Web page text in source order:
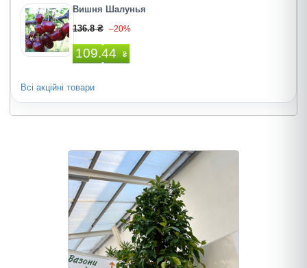
Вишня Шалунья
136.8 ₴ –20%
109.44 ₴
Всі акційні товари